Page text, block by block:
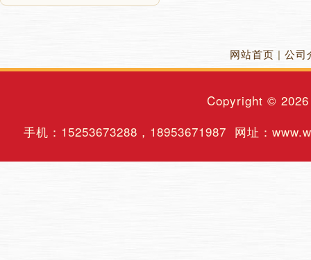
网站首页 | 公司
Copyright ©
手机： 15253673288 ， 18953671987 网址：